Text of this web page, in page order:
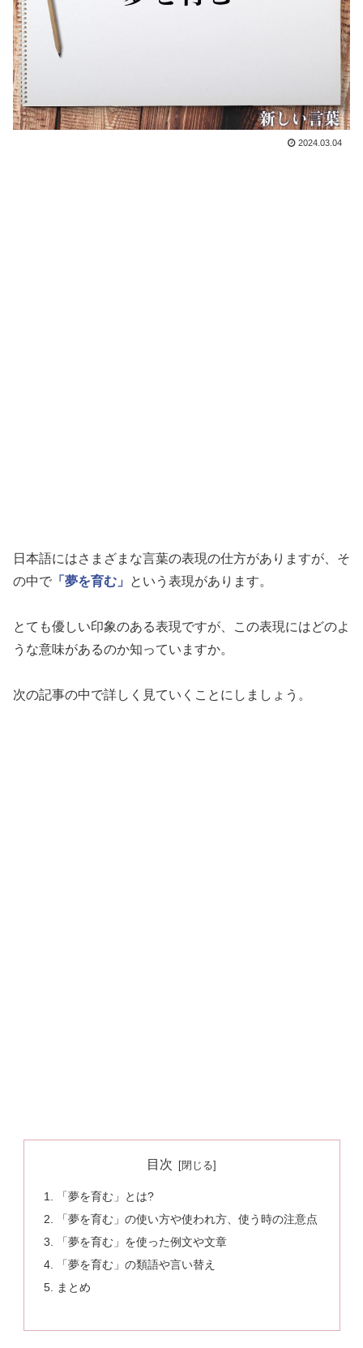
2024.03.04
日本語にはさまざまな言葉の表現の仕方がありますが、そ
の中で 「夢を育む」 という表現があります。
とても優しい印象のある表現ですが、この表現にはどのよ
うな意味があるのか知っていますか。
次の記事の中で詳しく見ていくことにしましょう。
目次
「夢を育む」とは?
「夢を育む」の使い方や使われ方、使う時の注意点
「夢を育む」を使った例文や文章
「夢を育む」の類語や言い替え
まとめ